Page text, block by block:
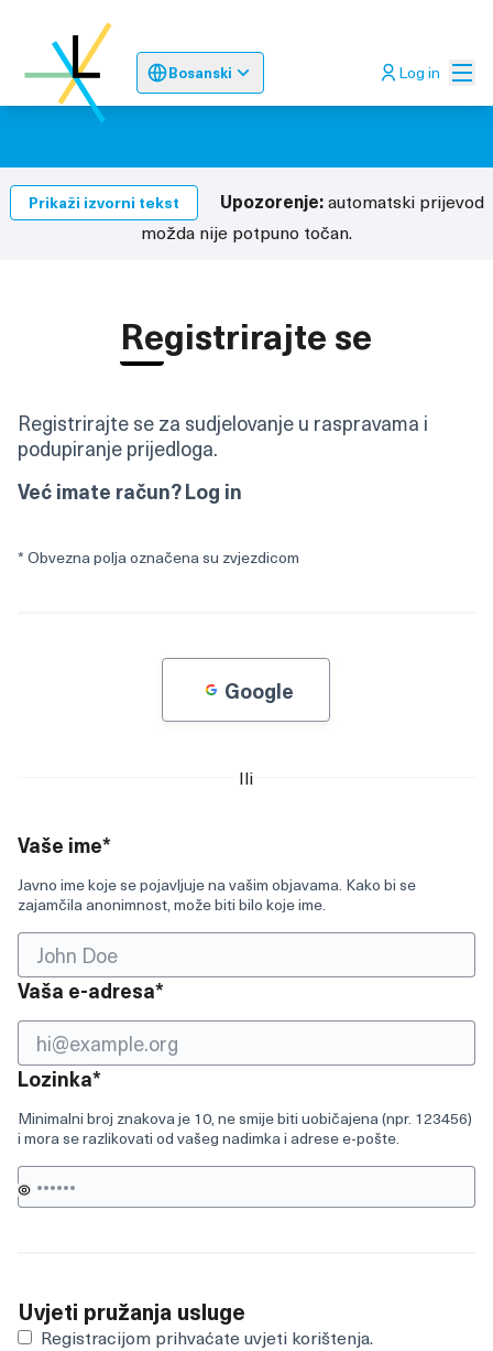
Bosanski
Sprache wählen Choose languageOdaberite
Log in
Prikaži izvorni tekst Upozorenje:automatski prijevod
možda nije potpuno točan.
Registrirajte se
Registrirajte se za sudjelovanje u raspravama i
podupiranje prijedloga.
Već imate račun?Log in
* Obvezna polja označena su zvjezdicom
Google
Ili
čovjek,
ovo
polje
Vaše ime*
Javno ime koje se pojavljuje na vašim objavama. Kako bi se
zajamčila anonimnost, može biti bilo koje ime.
Vaša e-adresa*
Lozinka*
Minimalni broj znakova je 10, ne smije biti uobičajena (npr. 123456)
i mora se razlikovati od vašeg nadimka i adrese e-pošte.
Uvjeti pružanja usluge
Registracijom prihvaćateuvjeti korištenja.